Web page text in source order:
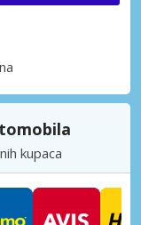
kupaca